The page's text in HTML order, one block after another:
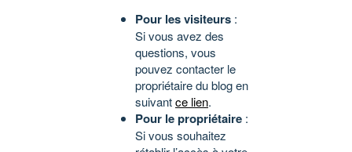
Pour les visiteurs :
Si vous avez des
questions, vous
pouvez contacter le
propriétaire du blog en
suivantce lien.
Pour le propriétaire :
Si vous souhaitez